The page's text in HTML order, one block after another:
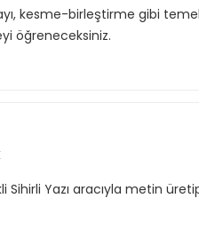
kesme-birleştirme gibi temel
öğreneceksiniz.
Yazı aracıyla metin